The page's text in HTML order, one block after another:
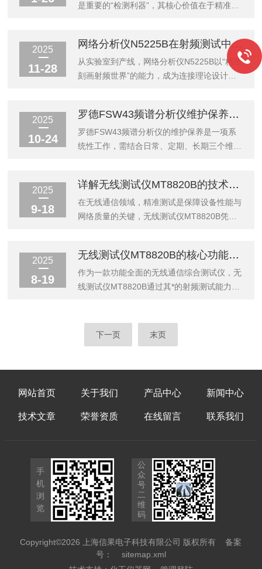
温度场稳定。随后，确认外部参考信号输入...
维护，是规避仪器漂移、信号偏差、测试误
准校准：筑牢测试一致性的核心根基校准是消
除MT8820B内部硬件漂移、环境干扰导致测
试偏差的核心手段，必须遵循周期...
是重要的“检测利器”，其核心价值在于精准捕
图的协同作用。从信号的入射反射到阻抗的可
视化匹配，网络分析仪通过一套完整的链路，
将复杂的电磁特性转化为直观的测量数据与图
的核心作用。在高频场景下，传统的阻抗参数
难以精准描述信号特性，S参数应运而生。它
通过复数形式表征线性多端口网络的入...
2025
11-28
网络分析仪N5225B在射频测试中的应用
从实验室到产线，网络分析仪N5225B以“精准
刻画射频世界”的能力，成为连接理论设计与
沿领域持续发挥不可替代的作用。一、从原理
到核心：S参数的“解码器”网络分析仪N5225B
的本质是通过发射扫频信号并接收反射/传输
值描述器件的频率响应，涵盖幅度（如增益、
损耗）和相位信息，能完整表征放大器、滤波
器、天线等射频器件的阻抗匹...
2025
10-24
罗德FSW43频谱分析仪维护保养，保障测试精度
罗德FSW43频谱分析仪的维护保养是一项系
统性工作，需结合日常、定期、长期三个维
障设备的测试精度，更能延长其使用寿命，为
各类射频测试工作提供可靠支撑。日常维护是
守护设备精度的第一道防线，需聚焦“防微杜
30℃、相对湿度30%-70%的无粉尘环境中，
避免阳光直射或靠近热源、水源，防止元器件
受潮老化或受热损坏。其次，清洁...
2025
9-18
详解无线测试仪MT8820B的技术参数：读懂这些才算真懂设备
在无线通信领域，精准测试是保障设备性能与
网络质量的关键，无线测试仪MT8820B凭借
围为30MHz至2.7GHz，这一宽广频段使其能
覆盖众多常见无线通信标准，无论是早期
GSM、GPRS、EGPRS系统，还是W-
频段，它都能应对，为多样化通信测试提供基
2025
8-19
无线测试仪MT8820B的核心功能解析：从射频到协议测试
作为一款功能全面的无线通信综合测试仪，无
线测试仪MT8820B通过其*的射频测试能力、
力的支持。随着5G技术的普及和未来6G研究
线测试仪MT8820B是一款高性能无线通信综
2G(GSM/GPRS/EDGE)、
3G(WCDMA/HSPA)、4G(LTE/LTE-
下一页 末页
网站首页 关于我们 产品中心 新闻中心
技术文章 荣誉资质 在线留言 联系我们
手
机
浏
览
公
众
号
二
维
码
Copyright©2026 上海信果电子科技有限公司 版权所有备案
号：
sitemap.xml